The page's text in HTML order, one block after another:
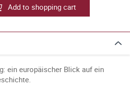
Add to shopping cart
ein europäischer Blick auf ein